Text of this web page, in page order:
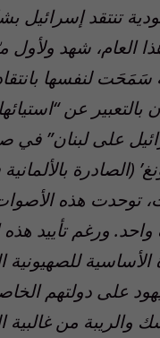
تنتقد إسرائيل
العام، شهد ولأول
لنفسها
بالتعبير عن
على لبنان” في
(الصادرة
توحدت هذه
ورغم تأييد هذه
الأساسية للصهيونية
على دولتهم
والريبة من غالبية